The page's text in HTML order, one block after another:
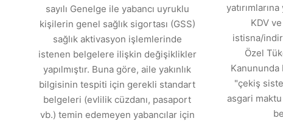
sayılı Genelge ile yabancı uyruklu
kişilerin genel sağlık sigortası (GSS)
sağlık aktivasyon işlemlerinde
istenen belgelere ilişkin değişiklikler
yapılmıştır. Buna göre, aile yakınlık
bilgisinin tespiti için gerekli standart
belgeleri (evlilik cüzdanı, pasaport
vb.) temin edemeyen yabancılar için
KDV
istisna/
Özel
"çekiş
asgari